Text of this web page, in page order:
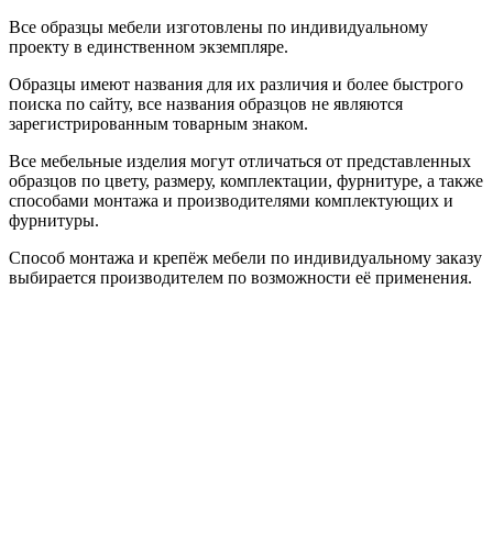
Все образцы мебели изготовлены по индивидуальному
проекту в единственном экземпляре.
Образцы имеют названия для их различия и более быстрого
поиска по сайту, все названия образцов не являются
зарегистрированным товарным знаком.
Все мебельные изделия могут отличаться от представленных
образцов по цвету, размеру, комплектации, фурнитуре, а также
способами монтажа и производителями комплектующих и
фурнитуры.
Способ монтажа и крепёж мебели по индивидуальному заказу
выбирается производителем по возможности её применения.